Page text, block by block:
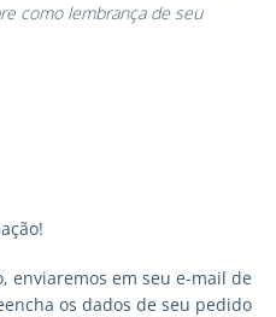
como lembrança de seu
enviaremos em seu e-mail de
os dados de seu pedido